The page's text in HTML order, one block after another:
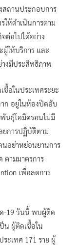
สถานประกอบการ
ให้ดำเนินการตาม
ต่อไปได้อย่าง
ให้บริการ และ
างมีประสิทธิภาพ
ชื้อในประเทศระยะ
าก อยู่ในห้องปิดอับ
พันธุ์โอมิครอนไม่มี
ยการปฏิบัติตาม
นอย่าหย่อนยานการ
ตามมาตรการ
เพื่อลดการ
-19 วันนี้ พบผู้ติด
น ผู้ติดเชื้อใน
ะเทศ 171 ราย ผู้